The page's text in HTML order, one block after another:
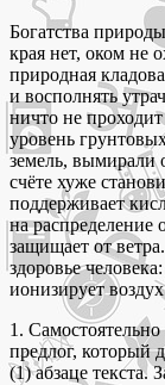
Богатства
края нет, оком не
природная
и восполнять
ничто не
уровень
земель,
счёте хуже
поддерживает
на распределение
защищает от
здоровье
ионизирует
1.
предлог, который
(1) абзаце текста.